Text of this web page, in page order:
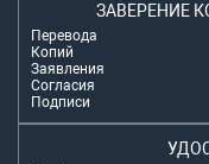
ЗАВЕРЕНИЕ
Перевода
Копий
Заявления
Согласия
Подписи